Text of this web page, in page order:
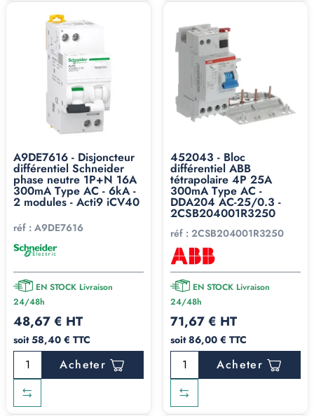
A9DE7616 - Disjoncteur
différentiel Schneider
phase neutre 1P+N 16A
300mA Type AC - 6kA -
2 modules - Acti9 iCV40
réf : A9DE7616
EN STOCK Livraison
24/48h
48,67 € HT
soit 58,40 € TTC
Acheter
452043 - Bloc
différentiel ABB
tétrapolaire 4P 25A
300mA Type AC -
DDA204 AC-25/0.3 -
2CSB204001R3250
réf : 2CSB204001R3250
EN STOCK Livraison
24/48h
71,67 € HT
soit 86,00 € TTC
Acheter